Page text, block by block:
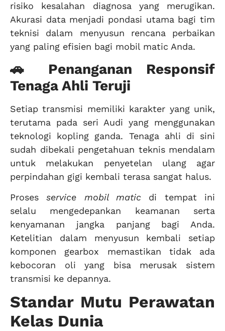
risiko kesalahan diagnosa yang merugikan.
Akurasi data menjadi pondasi utama bagi tim
teknisi dalam menyusun rencana perbaikan
yang paling efisien bagi mobil matic Anda.
🚗 Penanganan Responsif
Tenaga Ahli Teruji
Setiap transmisi memiliki karakter yang unik,
terutama pada seri Audi yang menggunakan
teknologi kopling ganda. Tenaga ahli di sini
sudah dibekali pengetahuan teknis mendalam
untuk melakukan penyetelan ulang agar
perpindahan gigi kembali terasa sangat halus.
Prosesservice mobil matic di tempat ini
selalu mengedepankan keamanan serta
kenyamanan jangka panjang bagi Anda.
Ketelitian dalam menyusun kembali setiap
komponen gearbox memastikan tidak ada
kebocoran oli yang bisa merusak sistem
transmisi ke depannya.
Standar Mutu Perawatan
Kelas Dunia